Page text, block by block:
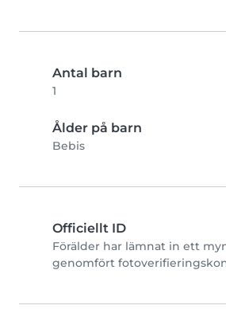
Antal barn
1
Ålder på barn
Bebis
Officiellt ID
Förälder har lämnat in ett
genomfört